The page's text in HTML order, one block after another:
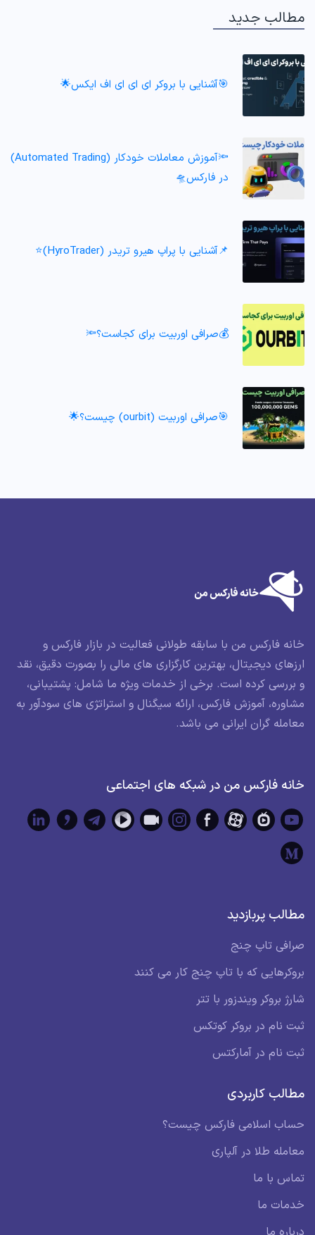
مطالب جدید
🎯آشنایی با بروکر ای ای ای اف ایکس🌟
🔦آموزش معاملات خودکار (Automated Trading)
در فارکس🛸
📌آشنایی با پراپ هیرو تریدر (HyroTrader)⭐️
💰صرافی اوربیت برای کجاست؟🔦
🎯صرافی اوربیت (ourbit) چیست؟🌟
خانه فارکس من با سابقه طولانی فعالیت در بازار فارکس و
ارزهای دیجیتال، بهترین کارگزاری های مالی را بصورت دقیق، نقد
و بررسی کرده است. برخی از خدمات ویژه ما شامل: پشتیبانی،
مشاوره، آموزش فارکس، ارائه سیگنال و استراتژی های سودآور به
معامله گران ایرانی می باشد.
خانه فارکس من در شبکه های اجتماعی
مطالب پربازدید
صرافی تاپ چنج
بروکرهایی که با تاپ چنج کار می کنند
شارژ بروکر ویندزور با تتر
ثبت نام در بروکر کوتکس
ثبت نام در آمارکتس
مطالب کاربردی
حساب اسلامی فارکس چیست؟
معامله طلا در آلپاری
تماس با ما
خدمات ما